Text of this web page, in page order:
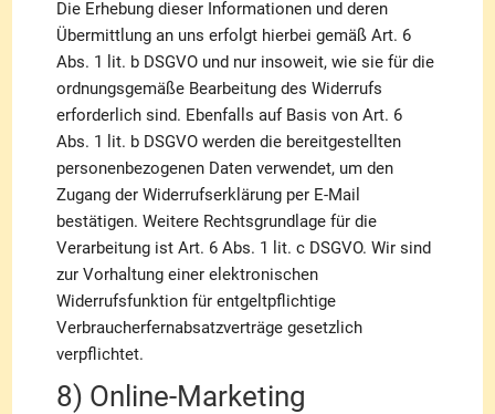
Die Erhebung dieser Informationen und deren
Übermittlung an uns erfolgt hierbei gemäß Art. 6
Abs. 1 lit. b DSGVO und nur insoweit, wie sie für die
ordnungsgemäße Bearbeitung des Widerrufs
erforderlich sind. Ebenfalls auf Basis von Art. 6
Abs. 1 lit. b DSGVO werden die bereitgestellten
personenbezogenen Daten verwendet, um den
Zugang der Widerrufserklärung per E-Mail
bestätigen. Weitere Rechtsgrundlage für die
Verarbeitung ist Art. 6 Abs. 1 lit. c DSGVO. Wir sind
zur Vorhaltung einer elektronischen
Widerrufsfunktion für entgeltpflichtige
Verbraucherfernabsatzverträge gesetzlich
verpflichtet.
8) Online-Marketing